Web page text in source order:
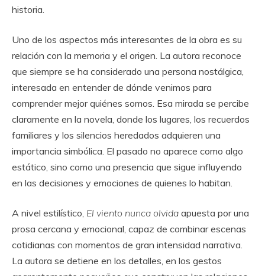
historia.
Uno de los aspectos más interesantes de la obra es su
relación con la memoria y el origen. La autora reconoce
que siempre se ha considerado una persona nostálgica,
interesada en entender de dónde venimos para
comprender mejor quiénes somos. Esa mirada se percibe
claramente en la novela, donde los lugares, los recuerdos
familiares y los silencios heredados adquieren una
importancia simbólica. El pasado no aparece como algo
estático, sino como una presencia que sigue influyendo
en las decisiones y emociones de quienes lo habitan.
A nivel estilístico, El viento nunca olvida apuesta por una
prosa cercana y emocional, capaz de combinar escenas
cotidianas con momentos de gran intensidad narrativa.
La autora se detiene en los detalles, en los gestos